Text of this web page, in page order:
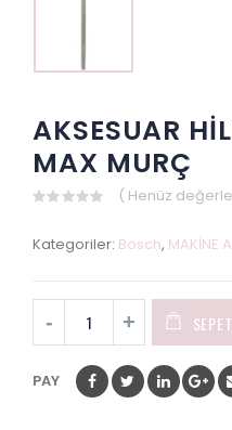
AKSESUAR
MAX MURÇ
of
( Henüz
Kategoriler: Bosch, MAKİNE
PAY